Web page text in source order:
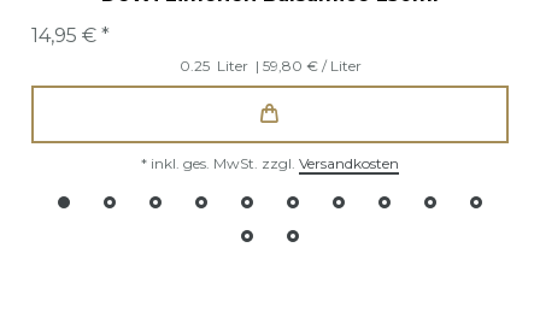
14,95 € *
0.25 Liter | 59,80 € / Liter
* inkl. ges. MwSt. zzgl. Versandkosten